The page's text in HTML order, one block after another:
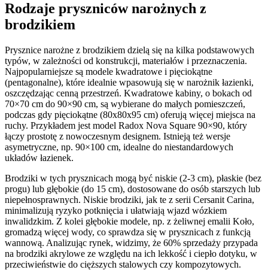
Rodzaje pryszniców narożnych z
brodzikiem
Prysznice narożne z brodzikiem dzielą się na kilka podstawowych
typów, w zależności od konstrukcji, materiałów i przeznaczenia.
Najpopularniejsze są modele kwadratowe i pięciokątne
(pentagonalne), które idealnie wpasowują się w narożnik łazienki,
oszczędzając cenną przestrzeń. Kwadratowe kabiny, o bokach od
70×70 cm do 90×90 cm, są wybierane do małych pomieszczeń,
podczas gdy pięciokątne (80x80x95 cm) oferują więcej miejsca na
ruchy. Przykładem jest model Radox Nova Square 90×90, który
łączy prostotę z nowoczesnym designem. Istnieją też wersje
asymetryczne, np. 90×100 cm, idealne do niestandardowych
układów łazienek.
Brodziki w tych prysznicach mogą być niskie (2-3 cm), płaskie (bez
progu) lub głębokie (do 15 cm), dostosowane do osób starszych lub
niepełnosprawnych. Niskie brodziki, jak te z serii Cersanit Carina,
minimalizują ryzyko potknięcia i ułatwiają wjazd wózkiem
inwalidzkim. Z kolei głębokie modele, np. z żeliwnej emalii Koło,
gromadzą więcej wody, co sprawdza się w prysznicach z funkcją
wannową. Analizując rynek, widzimy, że 60% sprzedaży przypada
na brodziki akrylowe ze względu na ich lekkość i ciepło dotyku, w
przeciwieństwie do cięższych stalowych czy kompozytowych.